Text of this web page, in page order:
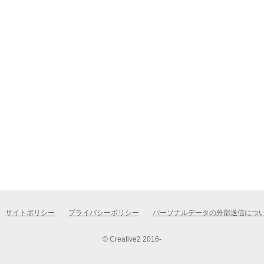
サイトポリシー プライバシーポリシー パーソナルデータの外部送信につ
© Creative2 2016-